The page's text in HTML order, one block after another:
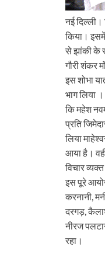
नई दिल्ली।
किया।
से झांकी के
गौरी शंकर
इस शोभा
भाग लिया
कि महेश
प्रति
लिया
आया है।
विचार
इस पूरे
करनानी,
दरगड़,
नीरज
रहा।